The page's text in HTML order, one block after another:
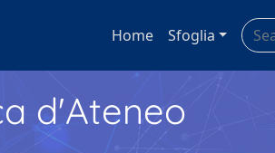
Home Sfoglia
d'Ateneo